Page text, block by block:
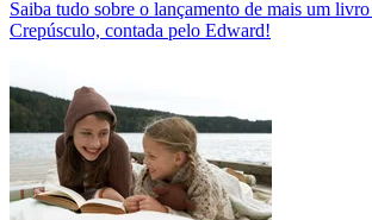
Saiba tudo sobre o lançamento de mais um livro
Crepúsculo, contada pelo Edward!